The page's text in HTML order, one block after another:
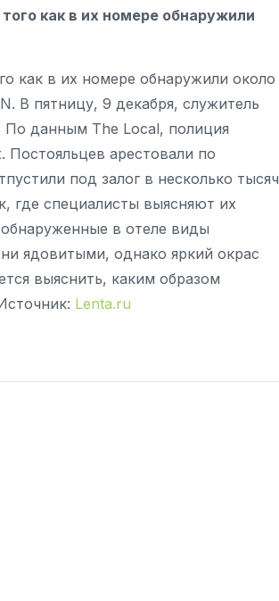
как в их номере обнаружили
как в их номере обнаружили около
В пятницу, 9 декабря, служитель
По данным The Local, полиция
арестовали по
под залог в несколько тысяч
где специалисты выясняют их
в отеле виды
ядовитыми, однако яркий окрас
выяснить, каким образом
Lenta.ru